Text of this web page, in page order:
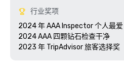
行业奖项
2024 年 AAA Inspector 个人最爱
2024 AAA 四颗钻石检查干净
2023 年 TripAdvisor 旅客选择奖